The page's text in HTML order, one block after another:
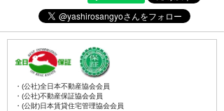
・(公社)全日本不動産協会会員
・(公社)不動産保証協会会員
・(公財)日本賃貸住宅管理協会会員